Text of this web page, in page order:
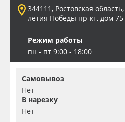
344111, Ростовская
летия Победы пр-кт, дом 75
Режим работы
пн - пт 9:00 - 18:00
Самовывоз
Нет
В нарезку
Нет